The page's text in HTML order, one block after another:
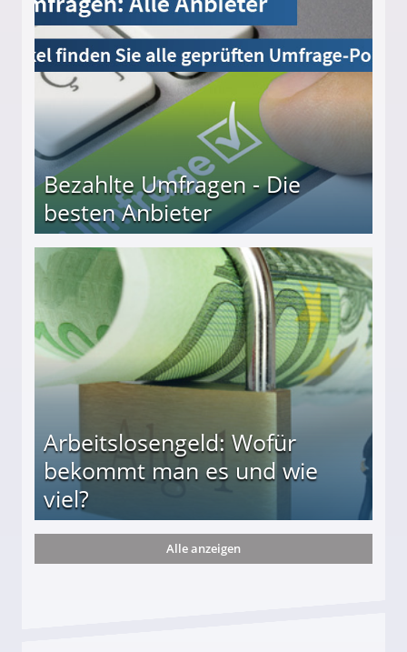
Bezahlte Umfragen - Die
besten Anbieter
Arbeitslosengeld: Wofür
bekommt man es und wie
viel?
und wie viel?
Alle anzeigen